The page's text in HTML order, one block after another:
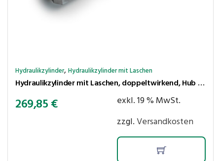
Hydraulikzylinder,Hydraulikzylinder mit Laschen
Hydraulikzylinder mit Laschen, doppeltwirkend, Hub 1000 mm, Kolben ⌀50 mm, Stange ⌀25 mm
269,85€
exkl. 19 % MwSt.
zzgl.Versandkosten